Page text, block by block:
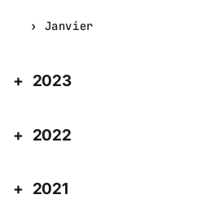
Janvier
2023
2022
2021